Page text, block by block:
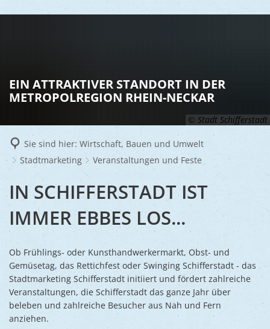
LEBEN
Vereine
Kinder
Ukraine
RATHAUS
Bürger-
Wahlen
Schulen
Bauen,
© Stadt Schifferstadt
EIN ATTRAKTIVER STANDORT IN DER
METROPOLREGION RHEIN-NECKAR
Sie sind hier: Wirtschaft, Bauen und Umwelt
Stadtmarketing
Veranstaltungen und Feste
VERANSTALTUNGEN
UND
FESTE
IN SCHIFFERSTADT IST
IMMER EBBES LOS...
Ob Frühlings- oder Kunsthandwerkermarkt, Obst- und
Gemüsetag, das Rettichfest oder Swinging Schifferstadt - das
Stadtmarketing Schifferstadt initiiert und fördert zahlreiche
Veranstaltungen, die Schifferstadt das ganze Jahr über
beleben und zahlreiche Besucher aus Nah und Fern
anziehen.